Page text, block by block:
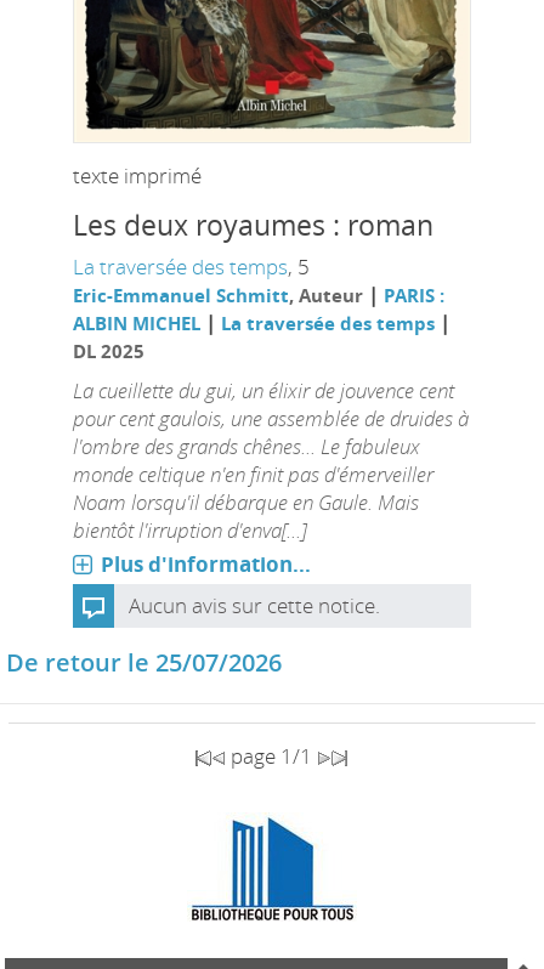
texte imprimé
Les deux royaumes : roman
La traversée des temps, 5
Eric-Emmanuel Schmitt, Auteur | PARIS :
ALBIN MICHEL| La traversée des temps|
DL 2025
La cueillette du gui, un élixir de jouvence cent
pour cent gaulois, une assemblée de druides à
l'ombre des grands chênes... Le fabuleux
monde celtique n'en finit pas d'émerveiller
Noam lorsqu'il débarque en Gaule. Mais
bientôt l'irruption d'enva[...]
Plus d'information...
Aucun avis sur cette notice.
De retour le 25/07/2026
page 1/1